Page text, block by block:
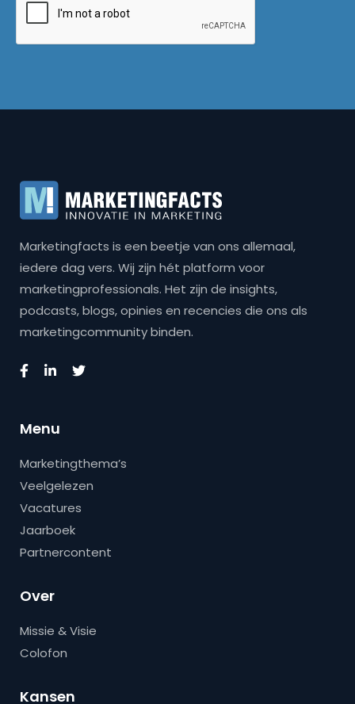
Marketingfacts is een beetje van ons allemaal,
iedere dag vers. Wij zijn hét platform voor
marketingprofessionals. Het zijn de insights,
podcasts, blogs, opinies en recencies die ons als
marketingcommunity binden.
Menu
Marketingthema’s
Veelgelezen
Vacatures
Jaarboek
Partnercontent
Over
Missie & Visie
Colofon
Kansen